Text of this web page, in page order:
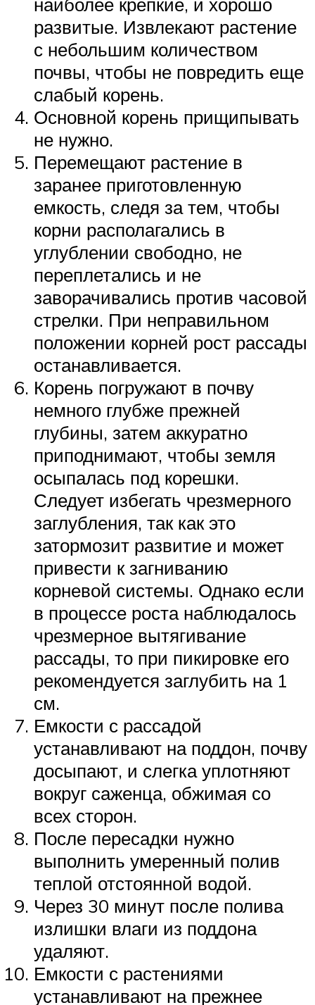
развитые. Извлекают растение
с небольшим количеством
почвы, чтобы не повредить еще
слабый корень.
Основной корень прищипывать
не нужно.
Перемещают растение в
заранее приготовленную
емкость, следя за тем, чтобы
корни располагались в
углублении свободно, не
переплетались и не
заворачивались против часовой
стрелки. При неправильном
положении корней рост рассады
останавливается.
Корень погружают в почву
немного глубже прежней
глубины, затем аккуратно
приподнимают, чтобы земля
осыпалась под корешки.
Следует избегать чрезмерного
заглубления, так как это
затормозит развитие и может
привести к загниванию
корневой системы. Однако если
в процессе роста наблюдалось
чрезмерное вытягивание
рассады, то при пикировке его
рекомендуется заглубить на 1
см.
Емкости с рассадой
устанавливают на поддон, почву
досыпают, и слегка уплотняют
вокруг саженца, обжимая со
всех сторон.
После пересадки нужно
выполнить умеренный полив
теплой отстоянной водой.
Через 30 минут после полива
излишки влаги из поддона
удаляют.
Емкости с растениями
устанавливают на прежнее